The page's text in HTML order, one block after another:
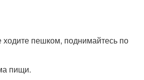
ходите пешком, поднимайтесь по
пищи.